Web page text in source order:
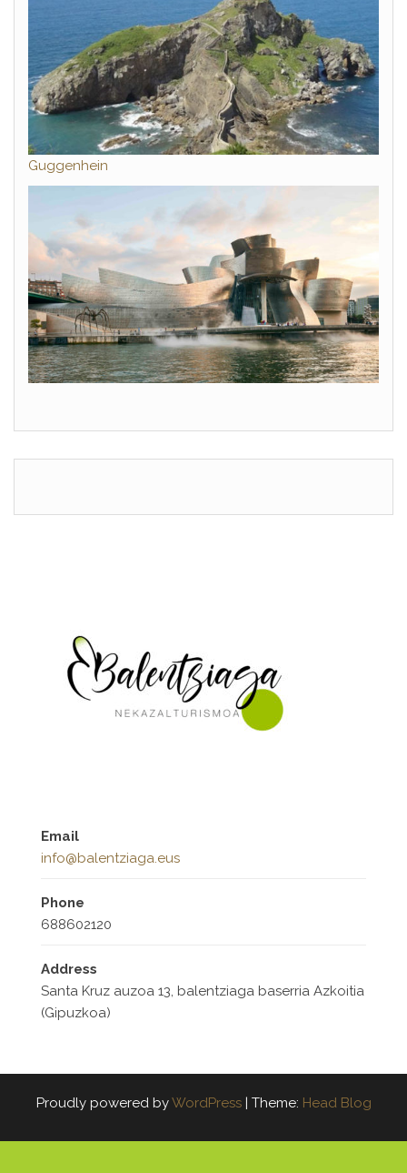
Guggenhein
Email
info@balentziaga.eus
Phone
688602120
Address
Santa Kruz auzoa 13, balentziaga baserria Azkoitia
(Gipuzkoa)
Proudly powered byWordPress | Theme: Head Blog